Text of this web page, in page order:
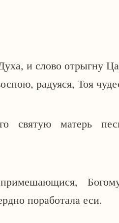
и слово отрыгну
радуяся, Тоя
святую матерь
поработала еси.